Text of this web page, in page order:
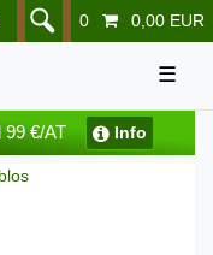
0 0,00 EUR
☰
99 €/AT Info